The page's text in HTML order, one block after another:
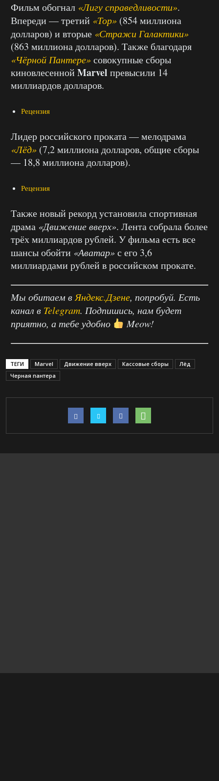
Фильм обогнал «Лигу справедливости».
Впереди — третий «Тор» (854 миллиона
долларов) и вторые «Стражи Галактики»
(863 миллиона долларов). Также благодаря
«Чёрной Пантере»совокупные сборы
киновлесенной Marvel превысили 14
миллиардов долларов.
Рецензия
Лидер российского проката — мелодрама
«Лёд» (7,2 миллиона долларов, общие сборы
— 18,8 миллиона долларов).
Рецензия
Также новый рекорд установила спортивная
драма «Движение вверх». Лента собрала более
трёх миллиардов рублей. У фильма есть все
шансы обойти «Аватар»с его 3,6
миллиардами рублей в российском прокате.
Мы обитаем в Яндекс.Дзене, попробуй. Есть
канал в Telegram. Подпишись, нам будет
приятно, а тебе удобно
Meow!
ТЕГИ Marvel Движение вверх Кассовые сборы
Лёд
Черная пантера